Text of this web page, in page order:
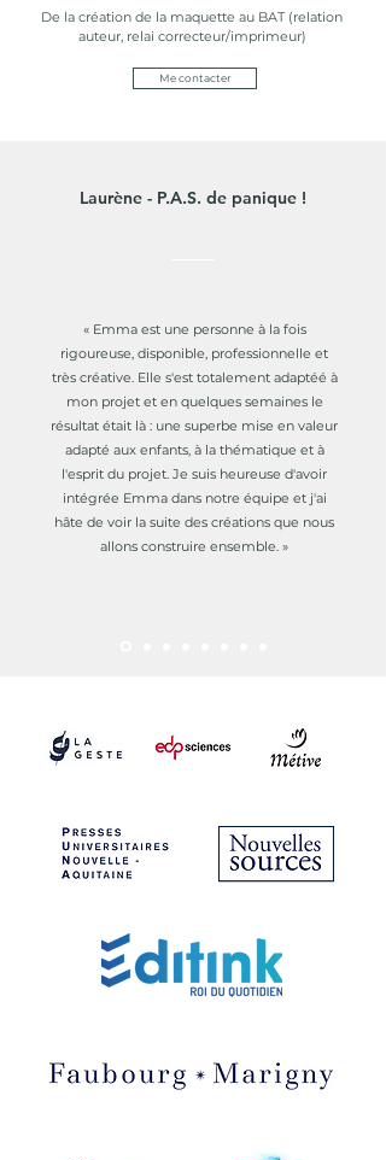
De la création de la maquette au BAT (relation
auteur, relai correcteur/imprimeur)
Me contacter
Laurène - P.A.S. de panique !
« Emma est une personne à la fois
rigoureuse, disponible, professionnelle et
très créative. Elle s'est totalement adaptéé à
mon projet et en quelques semaines le
résultat était là : une superbe mise en valeur
adapté aux enfants, à la thématique et à
l'esprit du projet. Je suis heureuse d'avoir
intégrée Emma dans notre équipe et j'ai
hâte de voir la suite des créations que nous
allons construire ensemble. »